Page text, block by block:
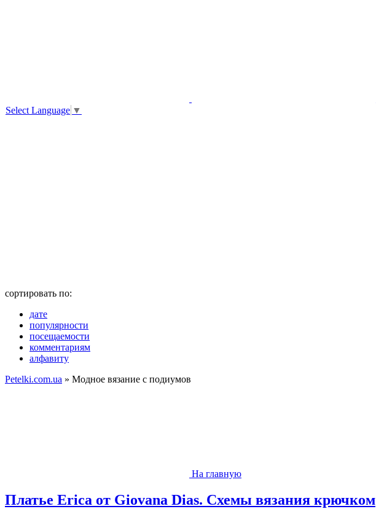
Select Language ▼
сортировать по:
дате
популярности
посещаемости
комментариям
алфавиту
Petelki.com.ua » Модное вязание с подиумов
На главную
Платье Erica от Giovana Dias. Схемы вязания крючком